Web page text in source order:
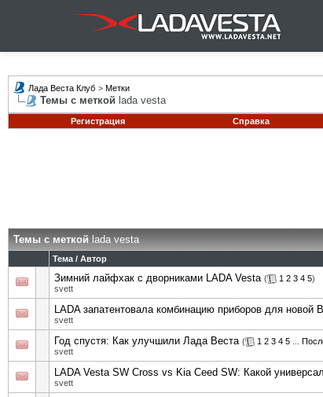
Лада Веста Клуб > Метки
Темы с меткой lada vesta
Регистрация
Справка
Темы с меткой lada vesta
Тема / Автор
Зимний лайфхак с дворниками LADA Vesta ( 1 2 3 4 5)
svett
LADA запатентовала комбинацию приборов для новой
svett
Год спустя: Как улучшили Лада Веста ( 1 2 3 4 5
svett
LADA Vesta SW Cross vs Kia Ceed SW: Какой
svett